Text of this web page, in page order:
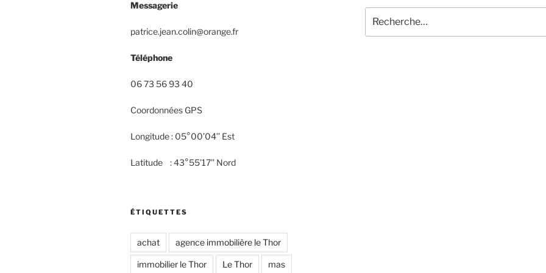
Messagerie
patrice.jean.colin@orange.fr
Téléphone
06 73 56 93 40
Coordonnées GPS
Longitude : 05°00’04’’ Est
Latitude : 43°55’17’’ Nord
ÉTIQUETTES
achat agence immobilière le Thor
immobilier le Thor Le Thor mas
pour
: